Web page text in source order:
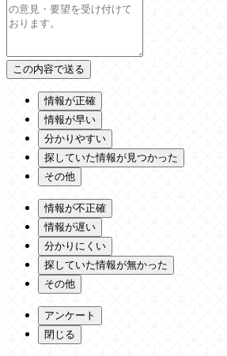
情報が正確
情報が早い
分かりやすい
探していた情報が見つかった
その他
情報が不正確
情報が遅い
分かりにくい
探していた情報が無かった
その他
アンケート
閉じる